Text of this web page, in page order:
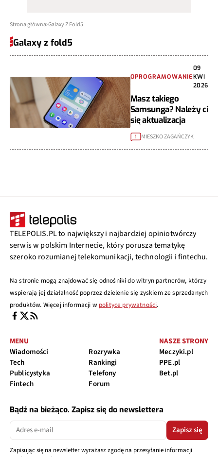
Strona główna Galaxy Z Fold5
Galaxy z fold5
OPROGRAMOWANIE
09
KWI
2026
Masz takiego
Samsunga? Należy ci
się aktualizacja
1 MIESZKO ZAGAŃCZYK
TELEPOLIS.PL to największy i najbardziej opiniotwórczy
serwis w polskim Internecie, który porusza tematykę
szeroko rozumianej telekomunikacji, technologii i fintechu.
Na stronie mogą znajdować się odnośniki do witryn partnerów, którzy
wspierają jej działalność poprzez dzielenie się zyskiem ze sprzedanych
produktów. Więcej informacji w polityce prywatności.
MENU
Wiadomości
Tech
Publicystyka
Fintech
Rozrywka
Rankingi
Telefony
Forum
NASZE STRONY
Meczyki.pl
PPE.pl
Bet.pl
Bądź na bieżąco. Zapisz się do newslettera
Zapisz się
Zapisując się na newsletter wyrażasz zgodę na przesyłanie informacji